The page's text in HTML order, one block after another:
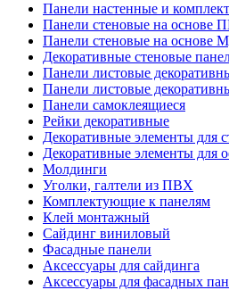
Панели настенные и
Панели стеновые на основе
Панели стеновые на основе
Декоративные стеновые
Панели листовые
Панели листовые
Панели самоклеящиеся
Рейки декоративные
Декоративные элементы для
Декоративные элементы для
Молдинги
Уголки, галтели из ПВХ
Комплектующие к панелям
Клей монтажный
Сайдинг виниловый
Фасадные панели
Аксессуары для сайдинга
Аксессуары для фасадных